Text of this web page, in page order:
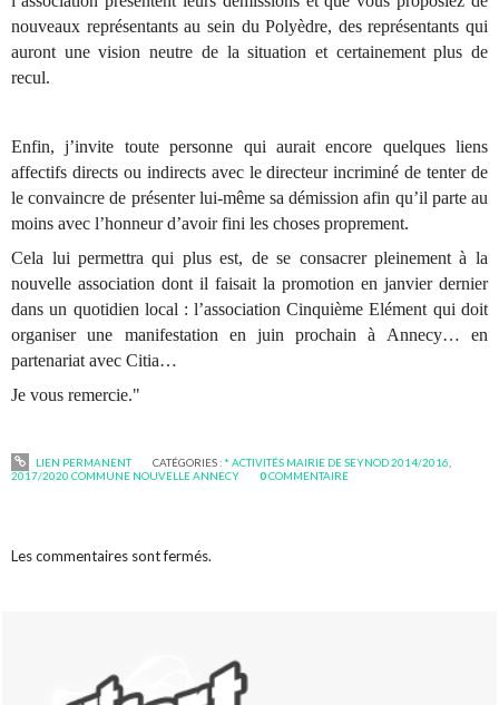
nouveaux représentants au sein du Polyèdre, des représentants qui
auront une vision neutre de la situation et certainement plus de
recul.
Enfin, j’invite toute personne qui aurait encore quelques liens
affectifs directs ou indirects avec le directeur incriminé de tenter de
le convaincre de présenter lui-même sa démission afin qu’il parte au
moins avec l’honneur d’avoir fini les choses proprement.
Cela lui permettra qui plus est, de se consacrer pleinement à la
nouvelle association dont il faisait la promotion en janvier dernier
dans un quotidien local : l’association Cinquième Elément qui doit
organiser une manifestation en juin prochain à Annecy… en
partenariat avec Citia…
Je vous remercie."
LIEN PERMANENT CATÉGORIES : * ACTIVITÉS MAIRIE DE SEYNOD 2014/2016,
2017/2020 COMMUNE NOUVELLE ANNECY
0COMMENTAIRE
Les commentaires sont fermés.